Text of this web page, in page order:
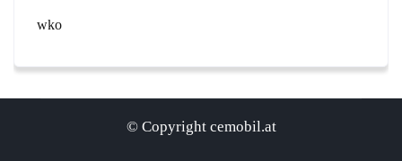
wko
© Copyright cemobil.at